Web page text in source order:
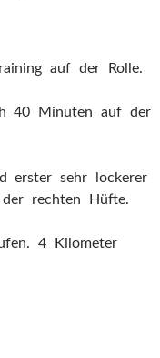
auf der Rolle.
40 Minuten auf der
erster sehr lockerer
rechten Hüfte.
4 Kilometer